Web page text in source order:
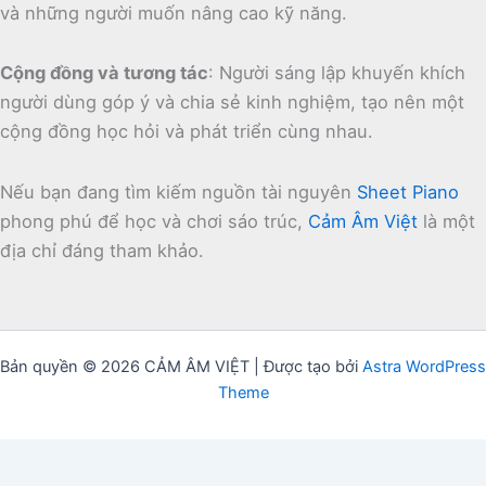
và những người muốn nâng cao kỹ năng.
Cộng đồng và tương tác: Người sáng lập khuyến khích
người dùng góp ý và chia sẻ kinh nghiệm, tạo nên một
cộng đồng học hỏi và phát triển cùng nhau.
Nếu bạn đang tìm kiếm nguồn tài nguyên Sheet Piano
phong phú để học và chơi sáo trúc, Cảm Âm Việt là một
địa chỉ đáng tham khảo.
Bản quyền © 2026 CẢM ÂM VIỆT | Được tạo bởi Astra WordPress
Theme